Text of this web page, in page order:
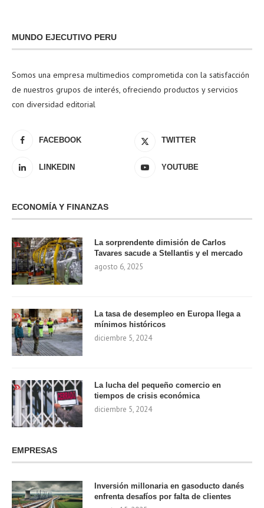
MUNDO EJECUTIVO PERU
Somos una empresa multimedios comprometida con la satisfacción
de nuestros grupos de interés, ofreciendo productos y servicios
con diversidad editorial
FACEBOOK TWITTER
LINKEDIN YOUTUBE
ECONOMÍA Y FINANZAS
La sorprendente dimisión de Carlos
Tavares sacude a Stellantis y el mercado
agosto 6, 2025
La tasa de desempleo en Europa llega a
mínimos históricos
diciembre 5, 2024
La lucha del pequeño comercio en
tiempos de crisis económica
diciembre 5, 2024
EMPRESAS
Inversión millonaria en gasoducto danés
enfrenta desafíos por falta de clientes